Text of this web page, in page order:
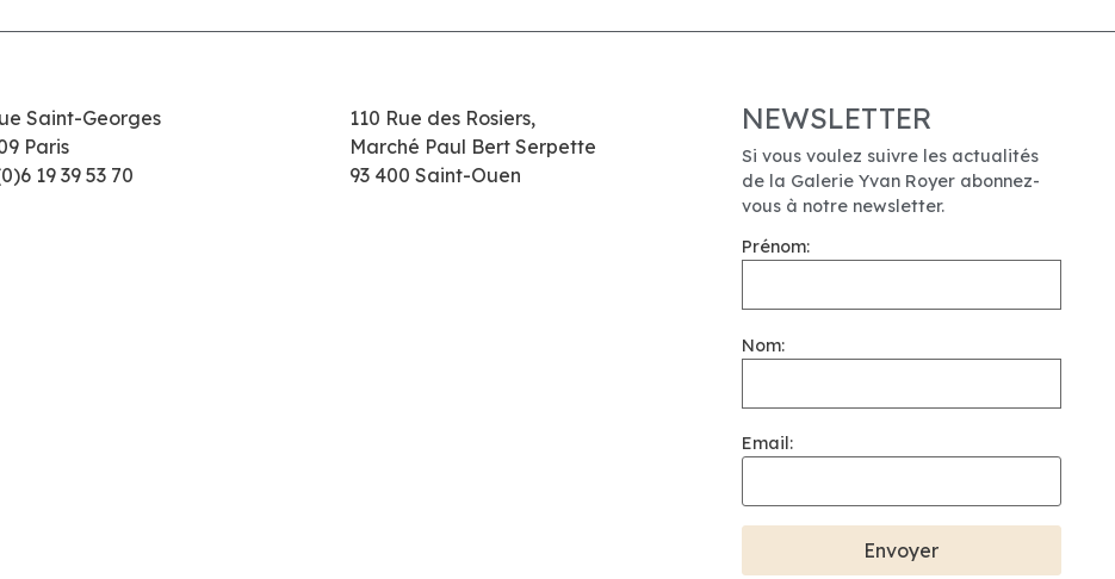
Saint-Georges
Paris
19 39 53 70
110 Rue des Rosiers,
Marché Paul Bert Serpette
93 400 Saint-Ouen
NEWSLETTER
Si vous voulez suivre les actualités
de la Galerie Yvan Royer abonnez-
vous à notre newsletter.
Prénom:
Nom:
Email: